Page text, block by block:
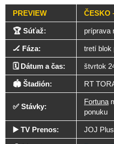
PREVIEW ČESKO
🏆 Súťaž: príprava
🏒 Fáza: tretí blok
🗓️ Dátum a čas: štvrtok
🏟️ Štadión: RT
✅ Stávky:
Fortuna
ponuku
▶️ TV Prenos: JOJ Plus